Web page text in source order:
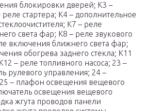
блокировки дверей; К3 –
стартера; К4 – дополнительное
К7 – реле
света фар; К8 – реле звукового
включения ближнего света фар;
обогрева заднего стекла; К11
– реле топливного насоса; 23 –
рулевого управления; 24 –
– плафон освещения вещевого
освещения вещевого
жгута проводов панели